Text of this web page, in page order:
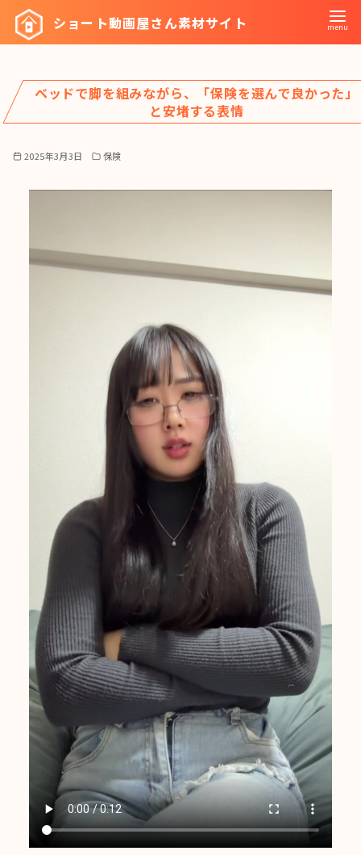
ツ
へ
ショート動画屋さん素材サイト
ベッドで脚を組みながら、「保険を選んで良かった」
と安堵する表情
2025年3月3日 保険